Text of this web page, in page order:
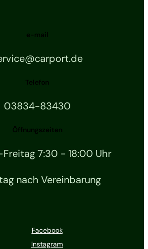
e-mail
Telefon
03834-83430
Öffnungszeiten
7:30 - 18:00 Uhr
nach Vereinbarung
Facebook
Instagram